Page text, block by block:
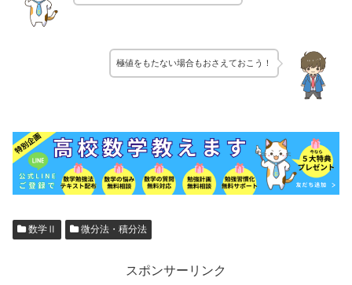
極値をもたない場合もおさえておこう！
数学Ⅱ 微分法・積分法
スポンサーリンク